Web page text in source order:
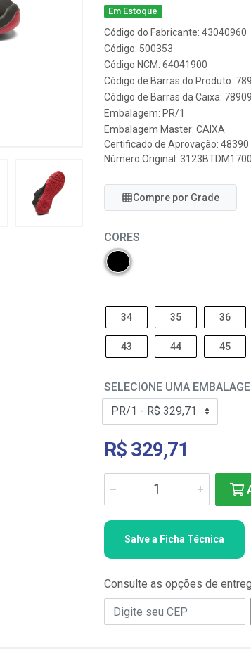
Em Estoque
Código do Fabricante: 43040960
Código: 500353
Código NCM: 64041900
Código de Barras do Produto:
Código de Barras da Caixa:
Embalagem: PR/1
Embalagem Master: CAIXA
Certificado de Aprovação: 48390
Número Original:
Compre por Grade
CORES
34 35 36
43 44 45
SELECIONE UMA
R$ 329,71
Salve a Ficha Técnica
Consulte as opções de